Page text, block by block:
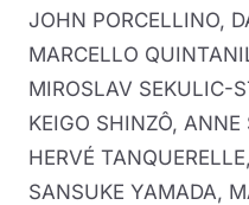
JOHN PORCELLINO,
MARCELLO
MIROSLAV SEKULIC-
KEIGO SHINZÔ,
HERVÉ
SANSUKE YAMADA,